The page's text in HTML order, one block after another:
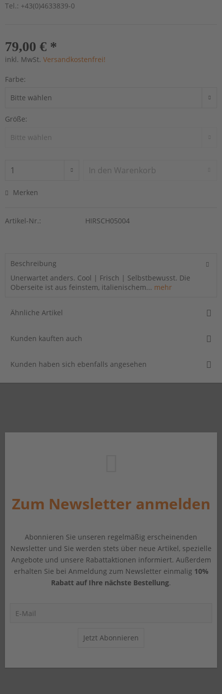
Tel.: +43(0)4633839-0
79,00 € *
inkl. MwSt. Versandkostenfrei!
Farbe:
Größe:
In den Warenkorb
Merken
Artikel-Nr.: HIRSCH05004
Beschreibung
Unerwartet anders. Cool | Frisch | Selbstbewusst. Die
Oberseite ist aus feinstem, italienischem... mehr
Ähnliche Artikel
Kunden kauften auch
Kunden haben sich ebenfalls angesehen
Zum Newsletter anmelden
Abonnieren Sie unseren regelmäßig erscheinenden
Newsletter und Sie werden stets über neue Artikel, spezielle
Angebote und unsere Rabattaktionen informiert. Außerdem
erhalten Sie bei Anmeldung zum Newsletter einmalig 10%
Rabatt auf Ihre nächste Bestellung.
Jetzt Abonnieren